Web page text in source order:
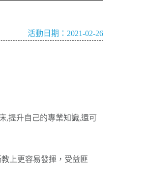
活動日期：2021-02-26
,提升自己的專業知識,還可
上更容易發揮，受益匪